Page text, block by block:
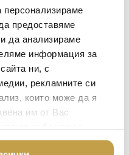
персонализираме
предоставяме
да анализираме
информация за
ни, с
рекламните си
които може да я
им от Вас
услугите им.
€(191.67 лв.)Original
price
was:
(191.67
€ (134.17 лв.)
цена
е:
лв.).
ЗА МАСАТА
ТЕКСТИЛ ЗА ДОМА
АРОМАТИ ЗА ДОМА
ИЗКУСТВО И КНИГИ
ВИСОК КЛАС
МЕБЕЛИ
BACCARAT
TOM DIXON
MICHAEL ARAM
ASSOULINE
SELETTI
DOLCE & GABBANA